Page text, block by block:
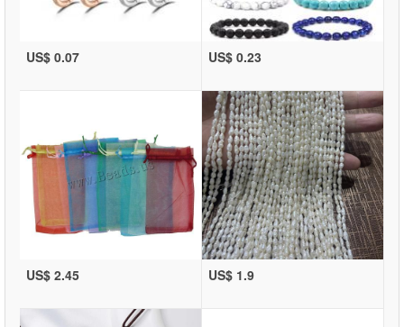
US$ 0.07 US$ 0.23
US$ 2.45 US$ 1.9